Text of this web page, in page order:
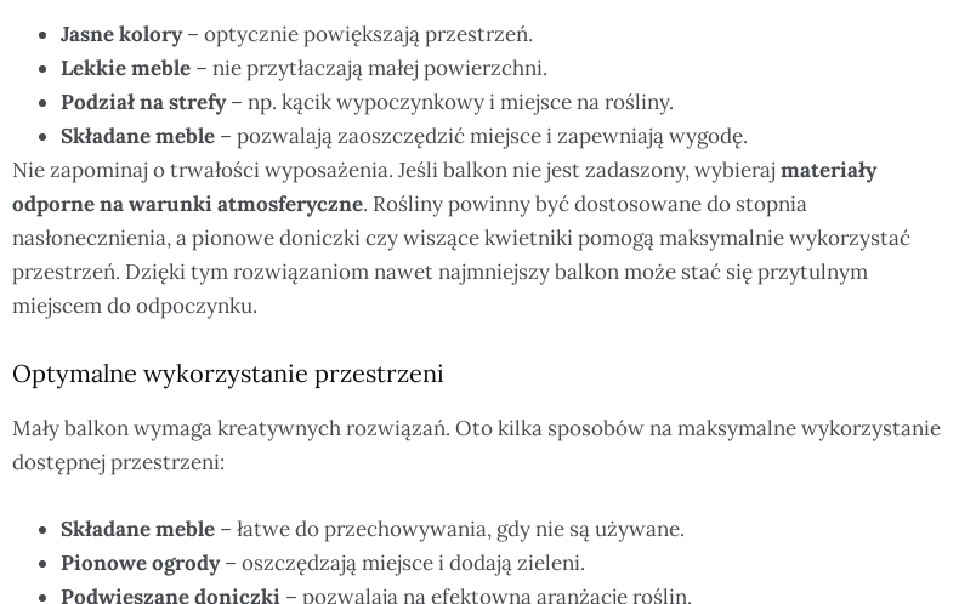
Jasne kolory– optycznie powiększają przestrzeń.
Lekkie meble – nie przytłaczają małej powierzchni.
Podział na strefy– np. kącik wypoczynkowy i miejsce na rośliny.
Składane meble – pozwalają zaoszczędzić miejsce i zapewniają wygodę.
Nie zapominaj o trwałości wyposażenia. Jeśli balkon nie jest zadaszony, wybieraj materiały
odporne na warunki atmosferyczne. Rośliny powinny być dostosowane do stopnia
nasłonecznienia, a pionowe doniczki czy wiszące kwietniki pomogą maksymalnie wykorzystać
przestrzeń. Dzięki tym rozwiązaniom nawet najmniejszy balkon może stać się przytulnym
miejscem do odpoczynku.
Optymalne wykorzystanie przestrzeni
Mały balkon wymaga kreatywnych rozwiązań. Oto kilka sposobów na maksymalne wykorzystanie
dostępnej przestrzeni:
Składane meble – łatwe do przechowywania, gdy nie są używane.
Pionowe ogrody– oszczędzają miejsce i dodają zieleni.
Podwieszane doniczki – pozwalają na efektowną aranżację roślin.